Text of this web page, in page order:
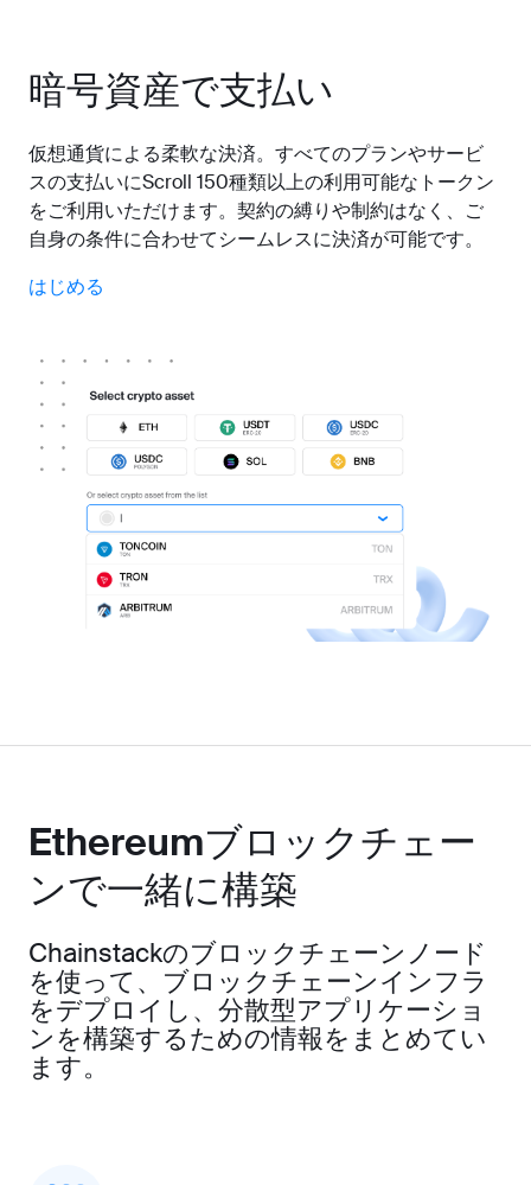
暗号資産で支払い
仮想通貨による柔軟な決済。すべてのプランやサービ
スの支払いにScroll 150種類以上の利用可能なトークン
をご利用いただけます。契約の縛りや制約はなく、ご
自身の条件に合わせてシームレスに決済が可能です。
はじめる
Ethereumブロックチェー
ンで一緒に構築
Chainstackのブロックチェーンノード
を使って、ブロックチェーンインフラ
をデプロイし、分散型アプリケーショ
ンを構築するための情報をまとめてい
ます。